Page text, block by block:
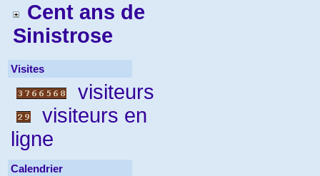
Cent ans de
Sinistrose
Visites
visiteurs
visiteurs en
ligne
Calendrier